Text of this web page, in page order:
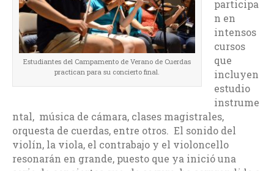
Estudiantes del Campamento de Verano de Cuerdas
practican para su concierto final.
participa
n en
intensos
cursos
que
incluyen
estudio
instrume
ntal, música de cámara, clases magistrales,
orquesta de cuerdas, entre otros. El sonido del
violín, la viola, el contrabajo y el violoncello
resonarán en grande, puesto que ya inició una